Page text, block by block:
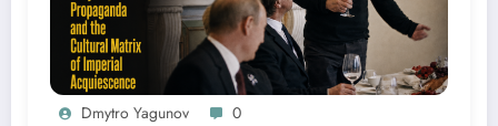
Dmytro Yagunov 0